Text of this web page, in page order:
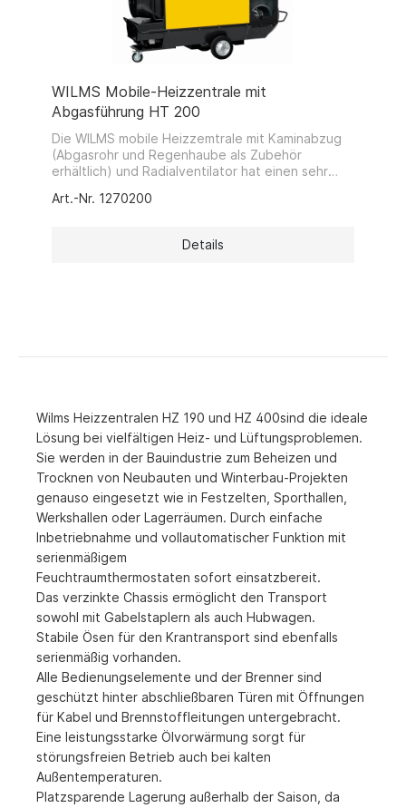
Brennstoffleitungen untergebracht.Eine
leistungstarke Ölvorwärmung sorgt für einen
störungsfreien Betrieb auch bei kalten
Außentemperaturen. Geräte können
WILMS Mobile-Heizzentrale mit
Abgasführung HT 200
Die WILMS mobile Heizzemtrale mit Kaminabzug
(Abgasrohr und Regenhaube als Zubehör
erhältlich) und Radialventilator hat einen sehr
strengen Abgasnormen des BImSchG.Das Gerät
betrieben werden, um die warme Luft gezielt zu
Art.-Nr. 1270200
Details
Wilms Heizzentralen HZ 190 und HZ 400sind die ideale
Lösung bei vielfältigen Heiz- und Lüftungsproblemen.
Sie werden in der Bauindustrie zum Beheizen und
Trocknen von Neubauten und Winterbau-Projekten
genauso eingesetzt wie in Festzelten, Sporthallen,
Werkshallen oder Lagerräumen. Durch einfache
Inbetriebnahme und vollautomatischer Funktion mit
serienmäßigem
Feuchtraumthermostaten sofort einsatzbereit.
Das verzinkte Chassis ermöglicht den Transport
sowohl mit Gabelstaplern als auch Hubwagen.
Stabile Ösen für den Krantransport sind ebenfalls
serienmäßig vorhanden.
Alle Bedienungselemente und der Brenner sind
geschützt hinter abschließbaren Türen mit Öffnungen
für Kabel und Brennstoffleitungen untergebracht.
Eine leistungsstarke Ölvorwärmung sorgt für
störungsfreien Betrieb auch bei kalten
Außentemperaturen.
Platzsparende Lagerung außerhalb der Saison, da